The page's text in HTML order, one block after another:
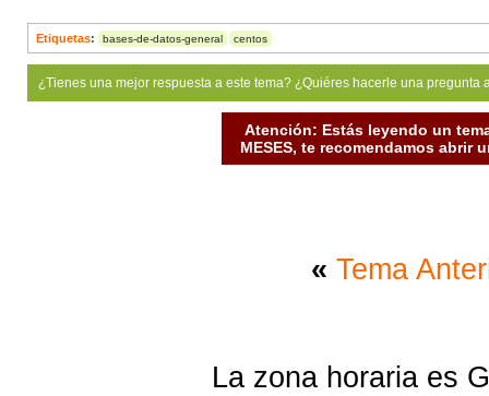
Etiquetas: bases-de-datos-general centos
¿Tienes una mejor respuesta a este tema? ¿Quiéres hacerle una
Atención: Estás leyendo un
MESES, te recomendamos abrir
« Tema
La zona horaria es